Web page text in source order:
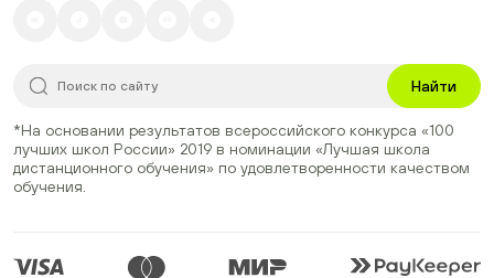
Найти
*На основании результатов всероссийского конкурса «100
лучших школ России» 2019 в номинации «Лучшая школа
дистанционного обучения» по удовлетворенности качеством
обучения.